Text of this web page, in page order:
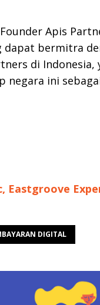
Apis
dapat bermitra
di Indonesia,
negara ini
Eastgroove
DIGITAL